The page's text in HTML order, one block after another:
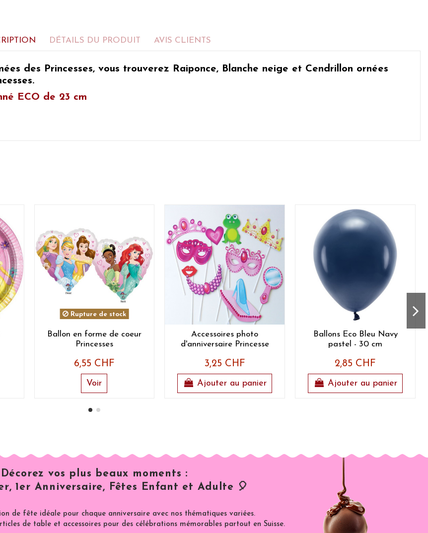
DÉTAILS DU PRODUIT AVIS CLIENTS
des Princesses, vous trouverez Raiponce, Blanche neige et Cendrillon ornées
ECO de 23 cm
Rupture de stock
Ballon en forme de coeur
Princesses
6,55 CHF
Voir
Accessoires photo
d'anniversaire Princesse
3,25 CHF
Ajouter au panier
Ballons Eco Bleu Navy
pastel - 30 cm
2,85 CHF
Ajouter au panier
Décorez vos plus beaux moments :
1er Anniversaire, Fêtes Enfant et Adulte 🎈
de fête idéale pour chaque anniversaire avec nos thématiques variées.
de table et accessoires pour des célébrations mémorables partout en Suisse.